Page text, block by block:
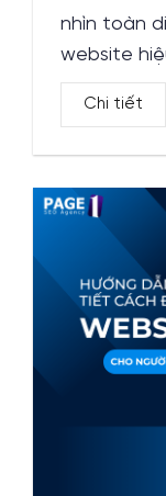
nhìn toàn
website
Chi tiết